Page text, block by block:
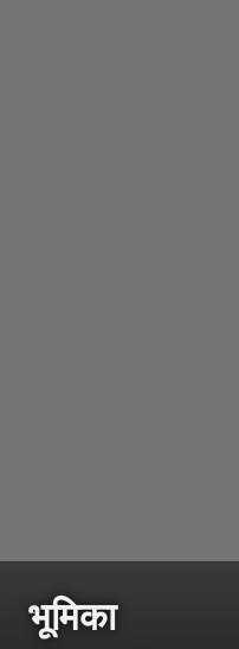
भूमिका